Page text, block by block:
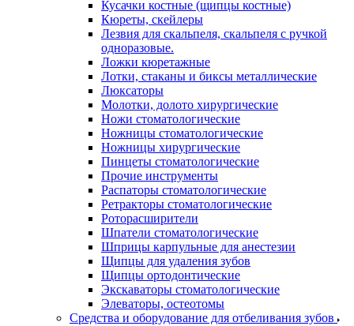
Кусачки костные (щипцы костные)
Кюреты, скейлеры
Лезвия для скальпеля, скальпеля с ручкой
одноразовые.
Ложки кюретажные
Лотки, стаканы и биксы металлические
Люксаторы
Молотки, долото хирургические
Ножи стоматологические
Ножницы стоматологические
Ножницы хирургические
Пинцеты стоматологические
Прочие инструменты
Распаторы стоматологические
Ретракторы стоматологические
Роторасширители
Шпатели стоматологические
Шприцы карпульные для анестезии
Щипцы для удаления зубов
Щипцы ортодонтические
Экскаваторы стоматологические
Элеваторы, остеотомы
Средства и оборудование для отбеливания зубов